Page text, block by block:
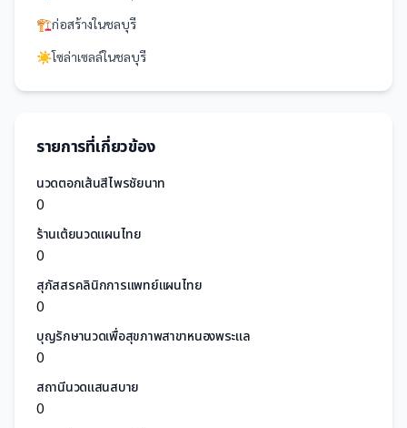
🏗️ก่อสร้างในชลบุรี
☀️โซล่าเซลล์ในชลบุรี
รายการที่เกี่ยวข้อง
นวดตอกเส้นสีไพรชัยนาท
0
ร้านเต้ยนวดแผนไทย
0
สุภัสสรคลินิกการแพทย์แผนไทย
0
บุญรักษานวดเพื่อสุขภาพสาขาหนองพระแล
0
สถานีนวดแสนสบาย
0